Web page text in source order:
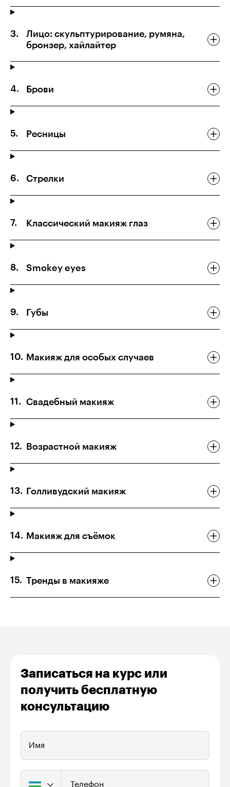
Лицо: скульптурирование, румяна,
бронзер, хайлайтер
Брови
Ресницы
Стрелки
Классический макияж глаз
Smokey eyes
Губы
Макияж для особых случаев
Свадебный макияж
Возрастной макияж
Голливудский макияж
Макияж для съёмок
Тренды в макияже
Записаться на курс или
получить бесплатную
консультацию
Имя
Телефон